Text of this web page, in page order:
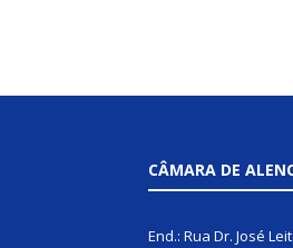
CÂMARA DE
End.: Rua Dr. José